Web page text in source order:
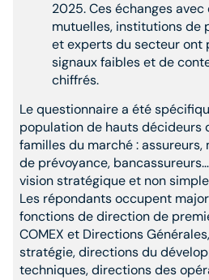
2025. Ces échanges avec
mutuelles, institutions de
et experts du secteur ont
signaux faibles et de
chiffrés.
Le questionnaire a été
population de hauts décideurs
familles du marché :
de prévoyance,
vision stratégique et non
Les répondants occupent
fonctions de direction de
COMEX et Directions
stratégie, directions du
techniques, directions des